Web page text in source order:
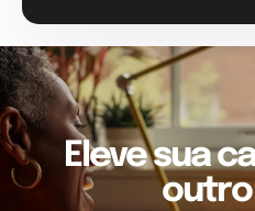
Eleve sua
outro